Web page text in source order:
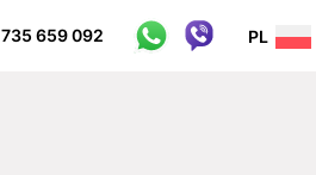
659 092 PL